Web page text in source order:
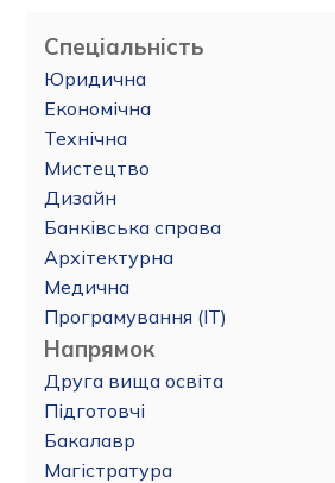
Спеціальність
Юридична
Економічна
Технічна
Мистецтво
Дизайн
Банківська справа
Архітектурна
Медична
Програмування (IT)
Напрямок
Друга вища освіта
Підготовчі
Бакалавр
Магістратура